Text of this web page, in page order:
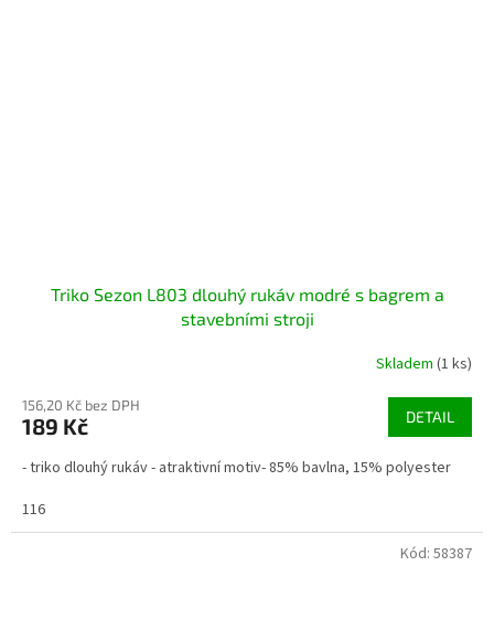
Triko Sezon L803 dlouhý rukáv modré s bagrem a
stavebními stroji
Skladem (1 ks)
156,20 Kč bez DPH
189 Kč DETAIL
- triko dlouhý rukáv - atraktivní motiv- 85% bavlna, 15% polyester
116
Kód: 58387